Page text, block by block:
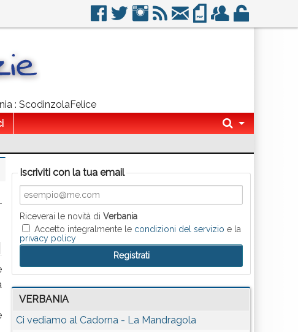
: ScodinzolaFelice
Iscriviti con la tua email
Riceverai le novità diVerbania
Accetto integralmente le condizioni del servizio e la
privacy policy
VERBANIA
Ci vediamo al Cadorna - La Mandragola